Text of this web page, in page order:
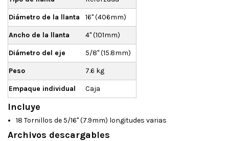
Diámetro de la llanta 16" (406mm)
Ancho de la llanta 4" (101mm)
Diámetro del eje 5/8" (15.8mm)
Peso 7.6 kg
Empaque individual Caja
Incluye
18 Tornillos de 5/16" (7.9mm) longitudes varias
Archivos descargables